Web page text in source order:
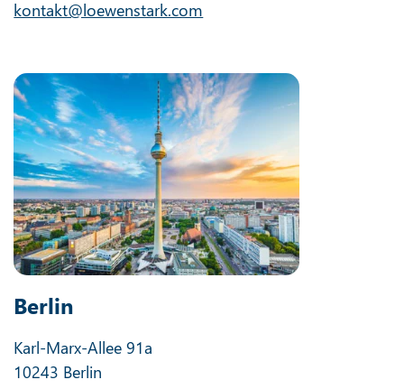
kontakt@loewenstark.com
Berlin
Karl-Marx-Allee 91a
10243 Berlin